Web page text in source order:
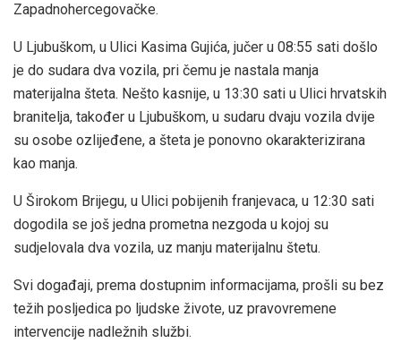
Zapadnohercegovačke.
U Ljubuškom, u Ulici Kasima Gujića, jučer u 08:55 sati došlo
je do sudara dva vozila, pri čemu je nastala manja
materijalna šteta. Nešto kasnije, u 13:30 sati u Ulici hrvatskih
branitelja, također u Ljubuškom, u sudaru dvaju vozila dvije
su osobe ozlijeđene, a šteta je ponovno okarakterizirana
kao manja.
U Širokom Brijegu, u Ulici pobijenih franjevaca, u 12:30 sati
dogodila se još jedna prometna nezgoda u kojoj su
sudjelovala dva vozila, uz manju materijalnu štetu.
Svi događaji, prema dostupnim informacijama, prošli su bez
težih posljedica po ljudske živote, uz pravovremene
intervencije nadležnih službi.